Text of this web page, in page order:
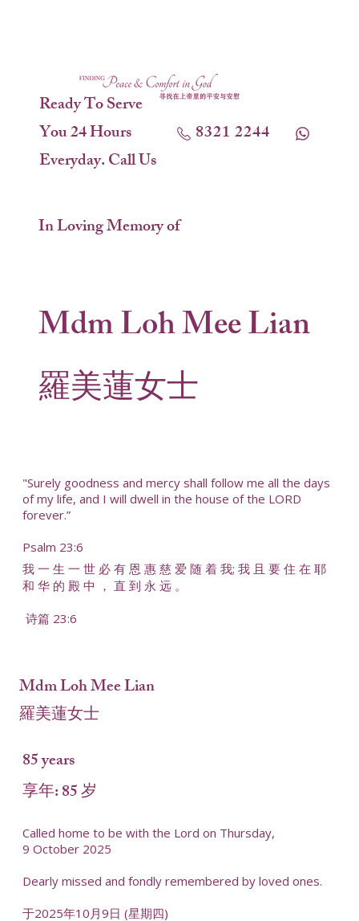
Ready To Serve
You 24 Hours
Everyday. Call Us
8321 2244
In Loving Memory of
Mdm Loh Mee Lian
羅美蓮女士
"Surely goodness and mercy shall follow me all the days
of my life, and I will dwell in the house of the LORD
forever.”
Psalm 23:6
我 一 生 一 世 必 有 恩 惠 慈 爱 随 着 我; 我 且 要 住 在 耶
和 华 的 殿 中 ， 直 到 永 远 。
诗篇 23:6
Mdm Loh Mee Lian
羅美蓮女士
85 years
享年: 85 岁
Called home to be with the Lord on Thursday,
9 October 2025
Dearly missed and fondly remembered by loved ones.
于2025年10月9日 (星期四)